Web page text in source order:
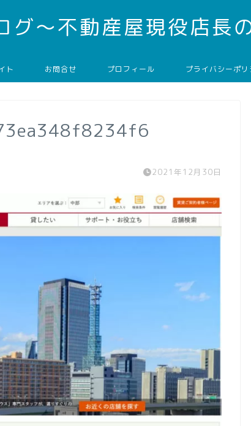
グ～不動産屋現役店長
ト お問合せ プロフィール プライバシーポリ
2021年12月30日